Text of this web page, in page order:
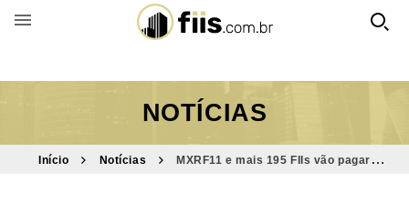
BUSCAR POR FUNDO
NOTÍCIAS
Início Notícias
MXRF11 e mais 195 FIIs vão pagar